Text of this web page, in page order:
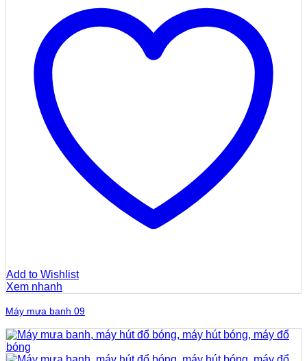
Add to Wishlist
Xem nhanh
Máy mưa banh 09